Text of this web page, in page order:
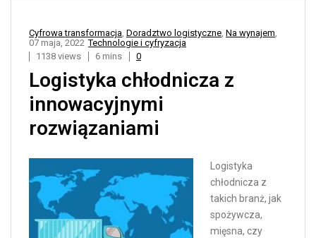
Cyfrowa transformacja, Doradztwo logistyczne, Na wynajem,
Technologie i cyfryzacja
07 maja, 2022
1138 views
6 mins 0
Logistyka chłodnicza z
innowacyjnymi
rozwiązaniami
Logistyka
chłodnicza z
takich branż, jak
spożywcza,
mięsna, czy